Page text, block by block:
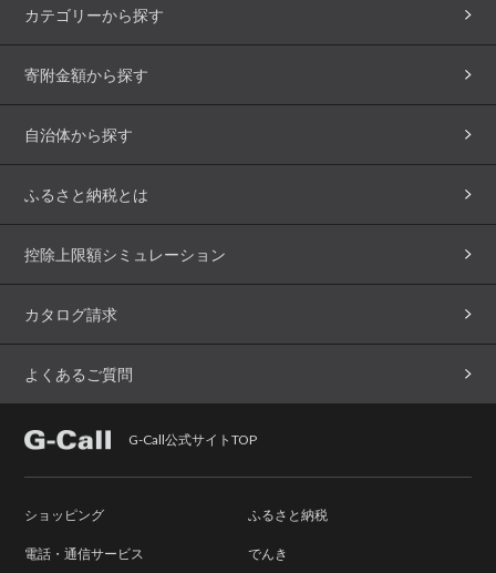
カテゴリーから探す
寄附金額から探す
自治体から探す
ふるさと納税とは
控除上限額シミュレーション
カタログ請求
よくあるご質問
G-Call公式サイトTOP
ショッピング ふるさと納税
電話・通信サービス でんき